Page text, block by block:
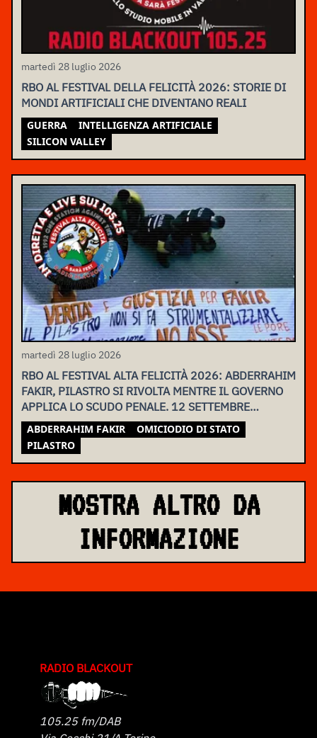
martedì 28 luglio 2026
RBO AL FESTIVAL DELLA FELICITÀ 2026: STORIE DI
MONDI ARTIFICIALI CHE DIVENTANO REALI
GUERRA
INTELLIGENZA ARTIFICIALE
SILICON VALLEY
martedì 28 luglio 2026
RBO AL FESTIVAL ALTA FELICITÀ 2026: ABDERRAHIM
FAKIR, PILASTRO SI RIVOLTA MENTRE IL GOVERNO
APPLICA LO SCUDO PENALE. 12 SETTEMBRE
ASSEMBLEA NAZIONALE
ABDERRAHIM FAKIR
OMICIODIO DI STATO
PILASTRO
MOSTRA ALTRO DA
INFORMAZIONE
RADIO BLACKOUT
105.25 fm/DAB